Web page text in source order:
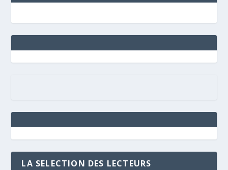
LA SELECTION DES LECTEURS